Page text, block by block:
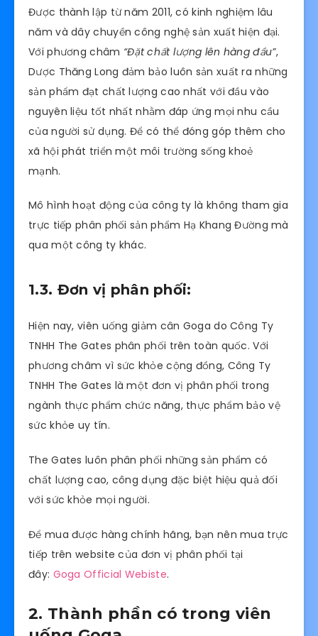
Được thành lập từ năm 2011, có kinh nghiệm lâu
năm và dây chuyền công nghệ sản xuất hiện đại.
Với phương châm “Đặt chất lượng lên hàng đầu”,
Dược Thăng Long đảm bảo luôn sản xuất ra những
sản phẩm đạt chất lượng cao nhất với đầu vào
nguyên liệu tốt nhất nhằm đáp ứng mọi nhu cầu
của người sử dụng. Để có thể đóng góp thêm cho
xã hội phát triển một môi trường sống khoẻ
mạnh.
Mô hình hoạt động của công ty là không tham gia
trực tiếp phân phối sản phẩm Hạ Khang Đường mà
qua một công ty khác.
1.3. Đơn vị phân phối:
Hiện nay, viên uống giảm cân Goga do Công Ty
TNHH The Gates phân phối trên toàn quốc. Với
phương châm vì sức khỏe cộng đồng, Công Ty
TNHH The Gates là một đơn vị phân phối trong
ngành thực phẩm chức năng, thực phẩm bảo vệ
sức khỏe uy tín.
The Gates luôn phân phối những sản phẩm có
chất lượng cao, công dụng đặc biệt hiệu quả đối
với sức khỏe mọi người.
Để mua được hàng chính hãng, bạn nên mua trực
tiếp trên website của đơn vị phân phối tại
đây: Goga Official Webiste.
2. Thành phần có trong viên